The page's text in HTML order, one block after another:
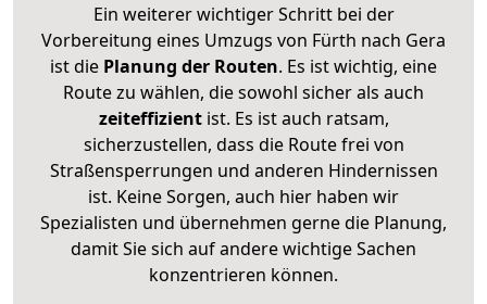
Ein weiterer wichtiger Schritt bei der
Vorbereitung eines Umzugs von Fürth nach Gera
ist die Planung der Routen. Es ist wichtig, eine
Route zu wählen, die sowohl sicher als auch
zeiteffizientist. Es ist auch ratsam,
sicherzustellen, dass die Route frei von
Straßensperrungen und anderen Hindernissen
ist. Keine Sorgen, auch hier haben wir
Spezialisten und übernehmen gerne die Planung,
damit Sie sich auf andere wichtige Sachen
konzentrieren können.